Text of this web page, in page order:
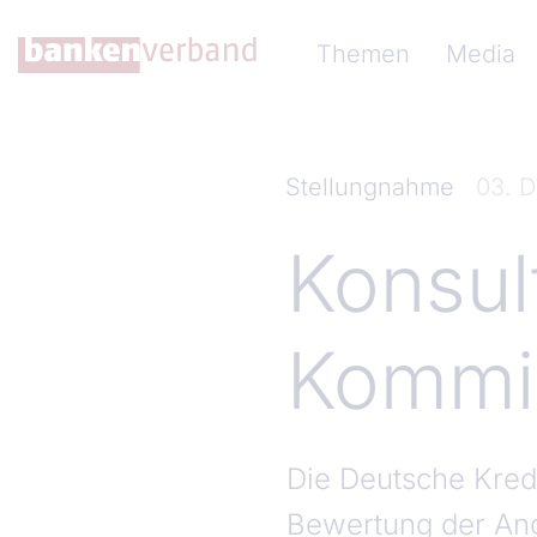
Themen
Media
Stellungnahme 03.
Die Deutsche
Bewertung der